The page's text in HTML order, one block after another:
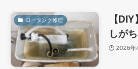
ロータンク修理
【
しが
2026年